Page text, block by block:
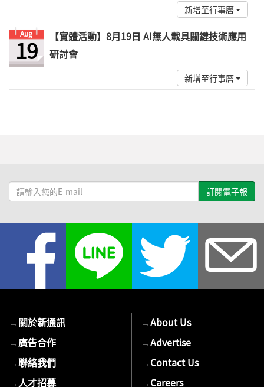
新增至行事曆
Aug
19
【實體活動】8月19日 AI無人載具關鍵技術應用
研討會
新增至行事曆
請
輸
→關於新通訊
→廣告合作
→聯絡我們
→人才招募
→About Us
→Advertise
→Contact Us
→Careers